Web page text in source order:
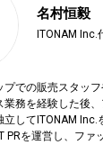
名村恒毅
ITONAM Inc.
プでの販売スタッ
業務を経験した後
してITONAM Inc.
PRを運営し、ファ